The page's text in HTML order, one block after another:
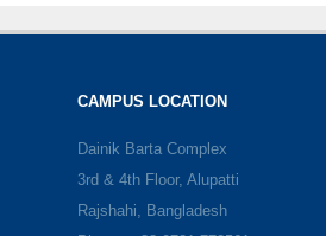
CAMPUS LOCATION
Dainik Barta Complex
3rd & 4th Floor, Alupatti
Rajshahi, Bangladesh